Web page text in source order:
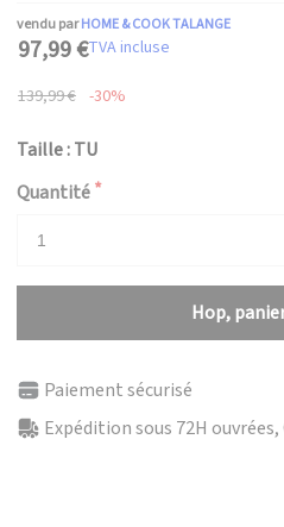
vendu parHOME & COOK TALANGE
97,99 €TVA incluse
139,99 € -30%
Taille : TU
Quantité
Hop,
Paiement sécurisé
Expédition sous 72H